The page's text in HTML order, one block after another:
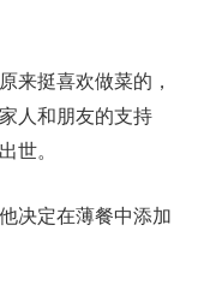
挺喜欢做菜的，
人和朋友的支持
世。
决定在薄餐中添加